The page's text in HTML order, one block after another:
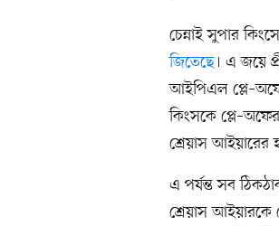
চেন্নাই সুপার
জিতেছে। এ জয়ে
আইপিএল প্লে–অফে
কিংসকে
শ্রেয়াস আইয়ারের
এ পর্যন্ত সব
শ্রেয়াস আইয়ারকে